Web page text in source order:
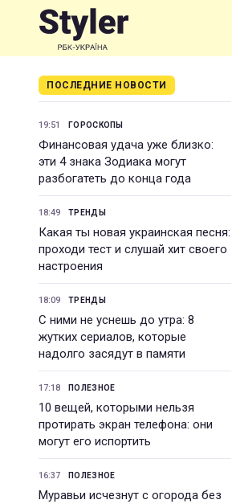
ПОСЛЕДНИЕ НОВОСТИ
19:51 ГОРОСКОПЫ
Финансовая удача уже близко:
эти 4 знака Зодиака могут
разбогатеть до конца года
18:49 ТРЕНДЫ
Какая ты новая украинская песня:
проходи тест и слушай хит своего
настроения
18:09 ТРЕНДЫ
С ними не уснешь до утра: 8
жутких сериалов, которые
надолго засядут в памяти
17:18 ПОЛЕЗНОЕ
10 вещей, которыми нельзя
протирать экран телефона: они
могут его испортить
16:37 ПОЛЕЗНОЕ
Муравьи исчезнут с огорода без